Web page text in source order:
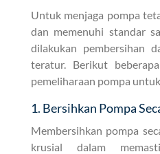
Untuk menjaga pompa
dan memenuhi standar
dilakukan pembersihan
teratur. Berikut
pemeliharaan pompa
1. Bersihkan Pompa
Membersihkan pompa
krusial dalam